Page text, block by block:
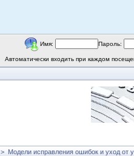
Имя: Пароль:
Автоматически входить при каждом
> Модели исправления ошибок и уход от